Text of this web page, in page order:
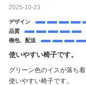
2025-10-23
デザイン
品質
梱包、配送
使いやすい椅子です。
グリーン色のイスが落ち
使いやすい椅子です。